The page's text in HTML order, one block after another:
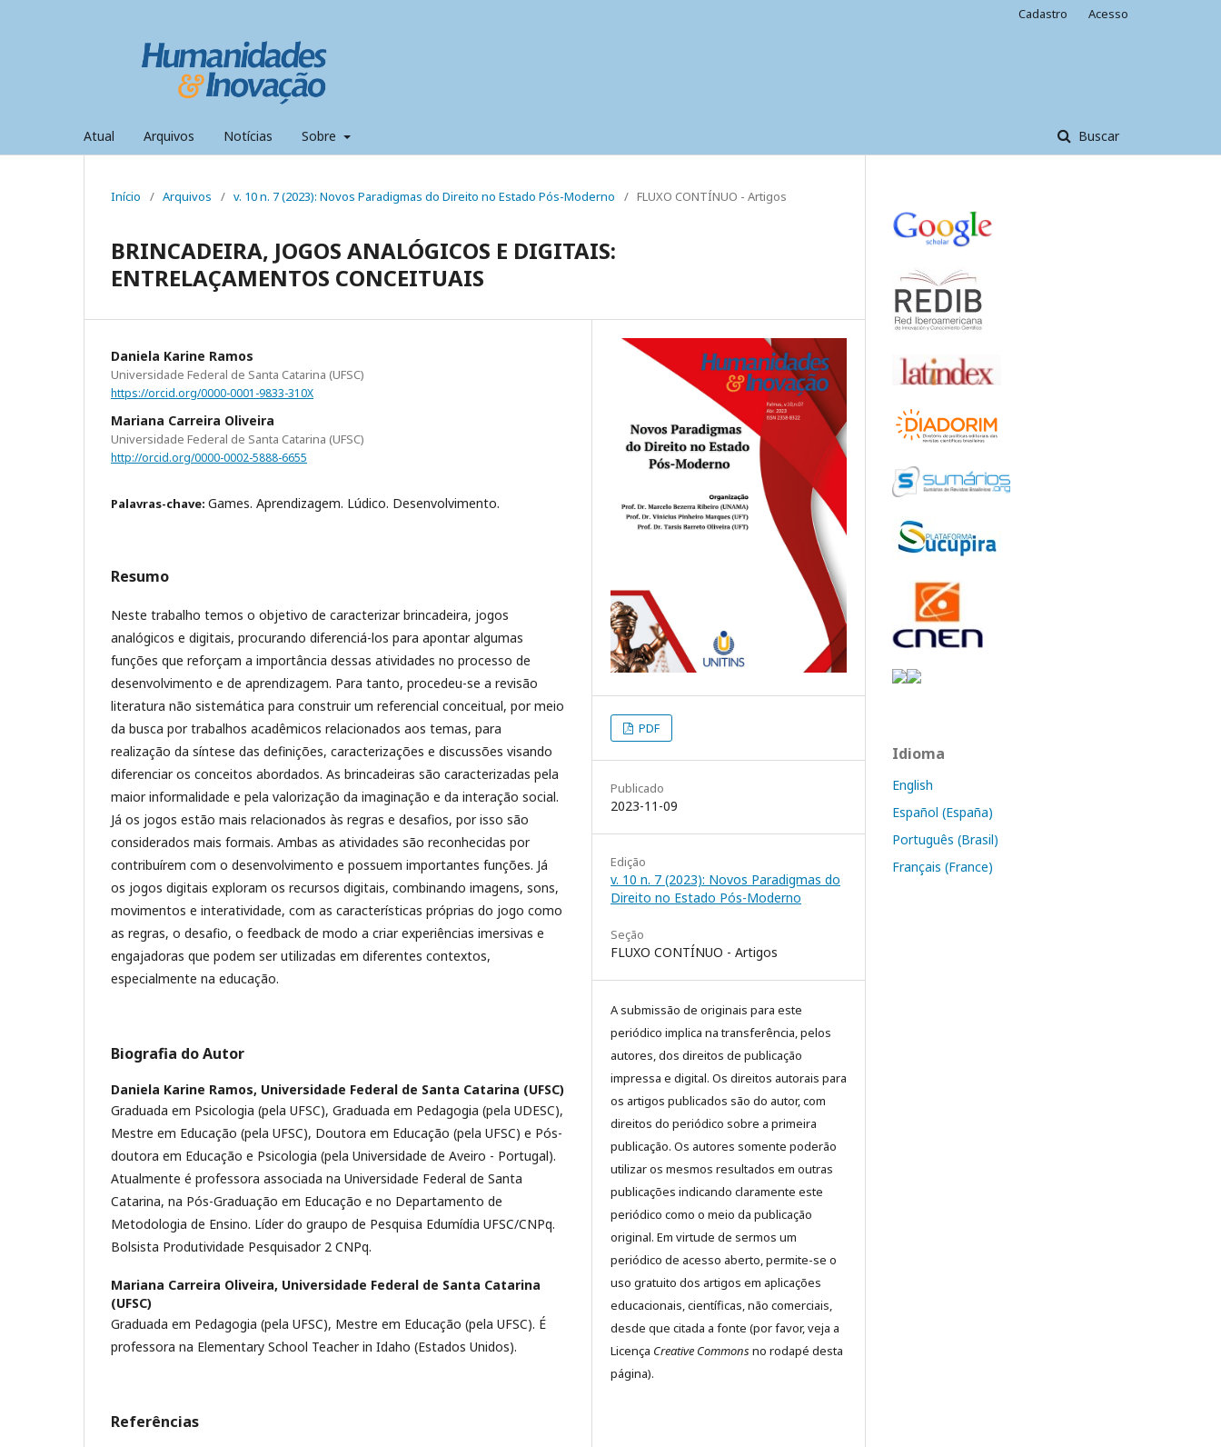
Atual Arquivos Notícias Sobre Buscar
Cadastro Acesso
Início / Arquivos / v. 10 n. 7 (2023): Novos Paradigmas do Direito no Estado Pós-Moderno / FLUXO CONTÍNUO - Artigos
BRINCADEIRA, JOGOS ANALÓGICOS E DIGITAIS:
ENTRELAÇAMENTOS CONCEITUAIS
Daniela Karine Ramos
Universidade Federal de Santa Catarina (UFSC)
https://orcid.org/0000-0001-9833-310X
Mariana Carreira Oliveira
Universidade Federal de Santa Catarina (UFSC)
http://orcid.org/0000-0002-5888-6655
Palavras-chave: Games. Aprendizagem. Lúdico. Desenvolvimento.
Resumo
Neste trabalho temos o objetivo de caracterizar brincadeira, jogos
analógicos e digitais, procurando diferenciá-los para apontar algumas
funções que reforçam a importância dessas atividades no processo de
desenvolvimento e de aprendizagem. Para tanto, procedeu-se a revisão
literatura não sistemática para construir um referencial conceitual, por meio
da busca por trabalhos acadêmicos relacionados aos temas, para
realização da síntese das definições, caracterizações e discussões visando
diferenciar os conceitos abordados. As brincadeiras são caracterizadas pela
maior informalidade e pela valorização da imaginação e da interação social.
Já os jogos estão mais relacionados às regras e desafios, por isso são
considerados mais formais. Ambas as atividades são reconhecidas por
contribuírem com o desenvolvimento e possuem importantes funções. Já
os jogos digitais exploram os recursos digitais, combinando imagens, sons,
movimentos e interatividade, com as características próprias do jogo como
as regras, o desafio, o feedback de modo a criar experiências imersivas e
engajadoras que podem ser utilizadas em diferentes contextos,
especialmente na educação.
Biografia do Autor
Daniela Karine Ramos, Universidade Federal de Santa Catarina (UFSC)
Graduada em Psicologia (pela UFSC), Graduada em Pedagogia (pela UDESC),
Mestre em Educação (pela UFSC), Doutora em Educação (pela UFSC) e Pós-
doutora em Educação e Psicologia (pela Universidade de Aveiro - Portugal).
Atualmente é professora associada na Universidade Federal de Santa
Catarina, na Pós-Graduação em Educação e no Departamento de
Metodologia de Ensino. Líder do graupo de Pesquisa Edumídia UFSC/CNPq.
Bolsista Produtividade Pesquisador 2 CNPq.
Mariana Carreira Oliveira, Universidade Federal de Santa Catarina
(UFSC)
Graduada em Pedagogia (pela UFSC), Mestre em Educação (pela UFSC). É
professora na Elementary School Teacher in Idaho (Estados Unidos).
Referências
PDF
Publicado
2023-11-09
Edição
v. 10 n. 7 (2023): Novos Paradigmas do
Direito no Estado Pós-Moderno
Seção
FLUXO CONTÍNUO - Artigos
A submissão de originais para este
periódico implica na transferência, pelos
autores, dos direitos de publicação
impressa e digital. Os direitos autorais para
os artigos publicados são do autor, com
direitos do periódico sobre a primeira
publicação. Os autores somente poderão
utilizar os mesmos resultados em outras
publicações indicando claramente este
periódico como o meio da publicação
original. Em virtude de sermos um
periódico de acesso aberto, permite-se o
uso gratuito dos artigos em aplicações
educacionais, científicas, não comerciais,
desde que citada a fonte (por favor, veja a
Licença Creative Commonsno rodapé desta
página).
Idioma
English
Español (España)
Português (Brasil)
Français (France)